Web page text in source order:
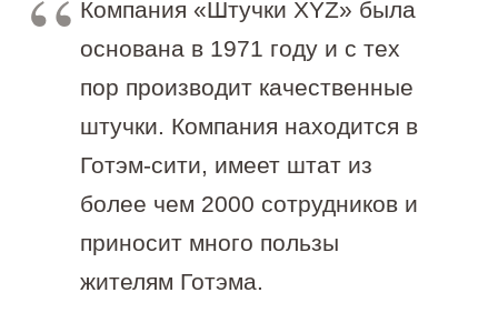
Компания «Штучки XYZ» была
основана в 1971 году и с тех
пор производит качественные
штучки. Компания находится в
Готэм-сити, имеет штат из
более чем 2000 сотрудников и
приносит много пользы
жителям Готэма.